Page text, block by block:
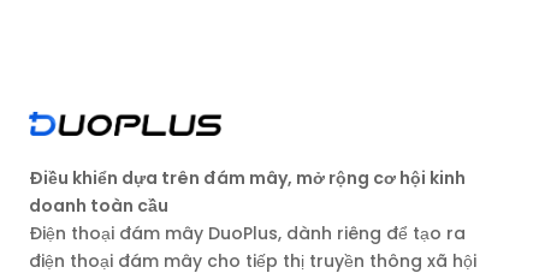
Điều khiển dựa trên đám mây, mở rộng cơ hội kinh
doanh toàn cầu
Điện thoại đám mây DuoPlus, dành riêng để tạo ra
điện thoại đám mây cho tiếp thị truyền thông xã hội